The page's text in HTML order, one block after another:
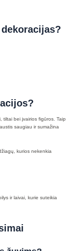
tiltai bei įvairios figūros. Taip
saugiau ir sumažina
kurios nekenkia
ir laivai, kurie suteikia